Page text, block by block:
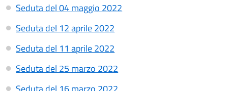
Seduta del 04 maggio 2022
Seduta del 12 aprile 2022
Seduta del 11 aprile 2022
Seduta del 25 marzo 2022